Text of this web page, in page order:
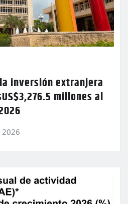
inversión extranjera
millones al
2026